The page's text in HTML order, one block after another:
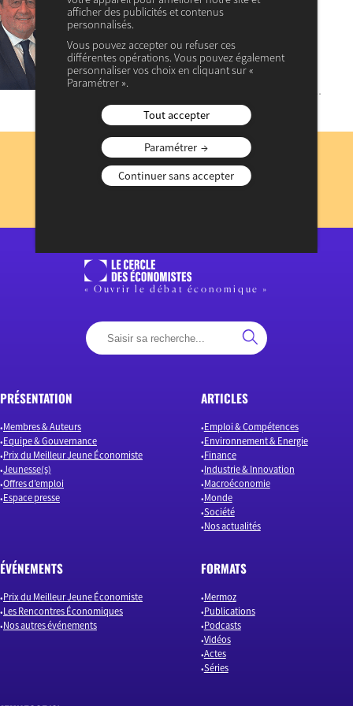
vont-elles réinventer la
démocratie ?
Faut-il s’inquiéter de la moindre participation aux
formes traditionnelles d’engagement citoyen (vote,
partis politiques) ou, au contraire, peut-on y voir la
volonté des nouvelles générations de réinventer la…
Abonnez-vous
à notre lettre d’information
« Ouvrir le débat économique »
PRÉSENTATION
Membres & Auteurs
Equipe & Gouvernance
Prix du Meilleur Jeune Économiste
Jeunesse(s)
Offres d’emploi
Espace presse
ARTICLES
Emploi & Compétences
Environnement & Energie
Finance
Industrie & Innovation
Macroéconomie
Monde
Société
Nos actualités
ÉVÉNEMENTS
Prix du Meilleur Jeune Économiste
Les Rencontres Économiques
Nos autres événements
FORMATS
Mermoz
Publications
Podcasts
Vidéos
Actes
Séries
afficher des publicités et contenus
personnalisés.
Vous pouvez accepter ou refuser ces
différentes opérations. Vous pouvez également
personnaliser vos choix en cliquant sur «
Paramétrer ».
Tout accepter
Paramétrer
Continuer sans accepter